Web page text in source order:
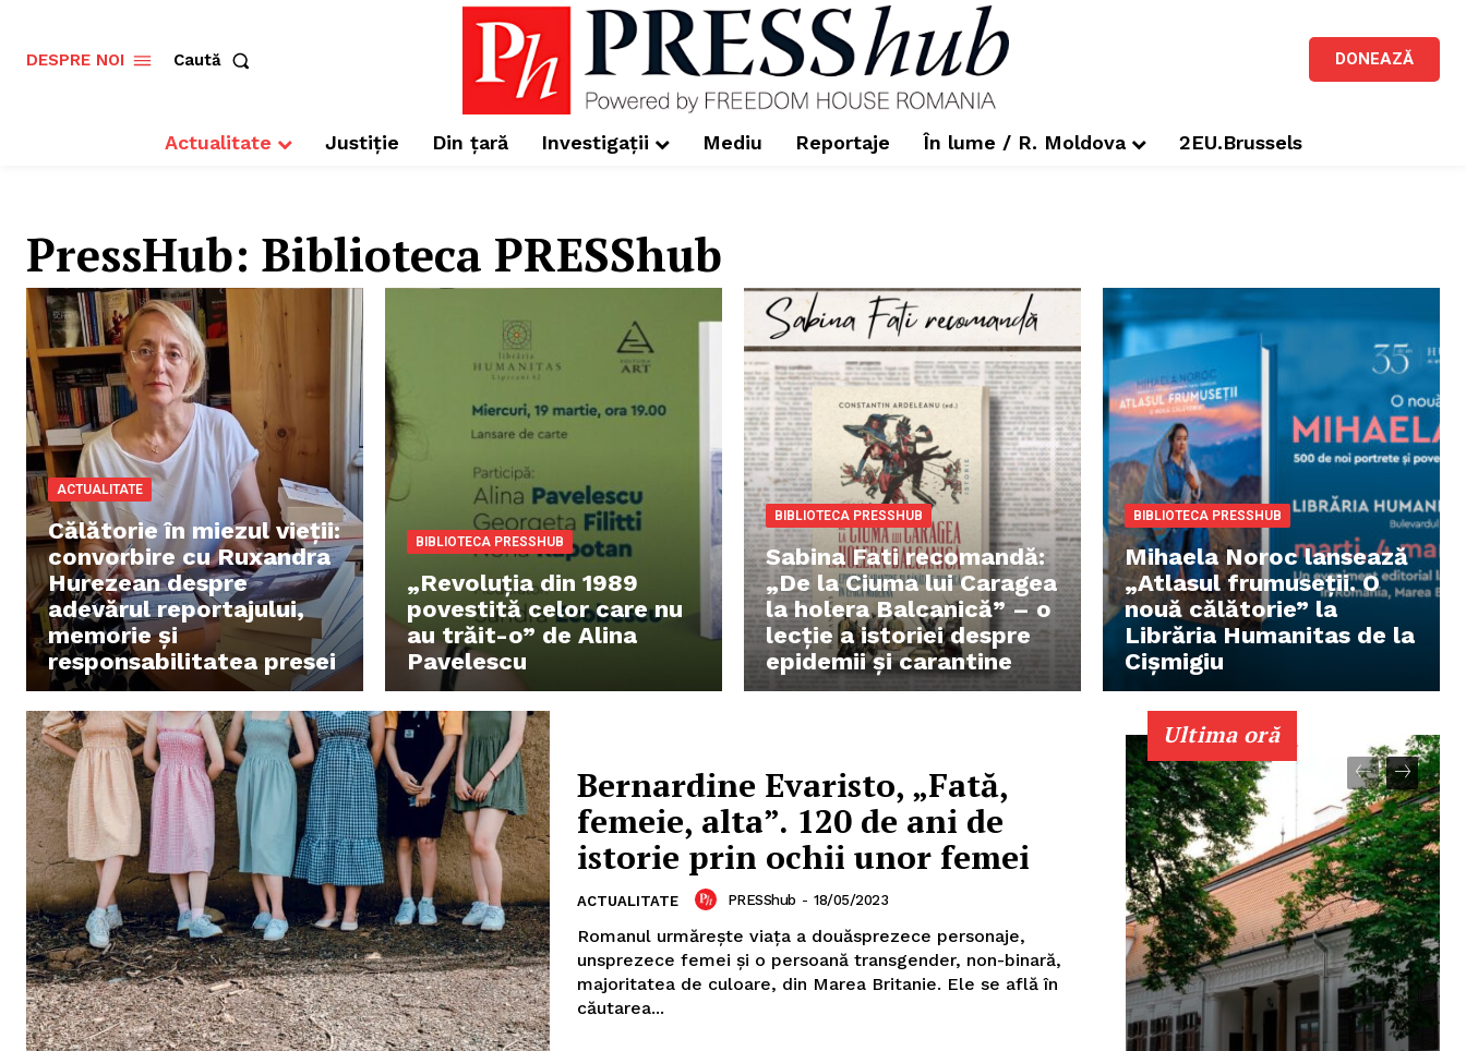
DESPRE NOI Caută DONEAZĂ
Actualitate Justiție Din țară Investigații Mediu Reportaje În lume / R. Moldova 2EU.Brussels
PressHub: Biblioteca PRESShub
ACTUALITATE
Călătorie în miezul vieții:
convorbire cu Ruxandra
Hurezean despre
adevărul reportajului,
memorie și
responsabilitatea presei
BIBLIOTECA PRESSHUB
„Revoluția din 1989
povestită celor care nu
au trăit-o” de Alina
Pavelescu
BIBLIOTECA PRESSHUB
Sabina Fati recomandă:
„De la Ciuma lui Caragea
la holera Balcanică” – o
lecție a istoriei despre
epidemii și carantine
BIBLIOTECA PRESSHUB
Mihaela Noroc lansează
„Atlasul frumuseții. O
nouă călătorie” la
Librăria Humanitas de la
Cișmigiu
Bernardine Evaristo, „Fată,
femeie, alta”. 120 de ani de
istorie prin ochii unor femei
ACTUALITATE PRESShub - 18/05/2023
Romanul urmărește viața a douăsprezece personaje,
unsprezece femei și o persoană transgender, non-binară,
majoritatea de culoare, din Marea Britanie. Ele se află în
căutarea...
Ultima oră